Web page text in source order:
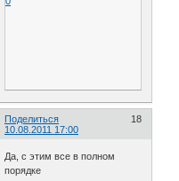
Поделиться
18
10.08.2011 17:00
Да, с этим все в полном
порядке